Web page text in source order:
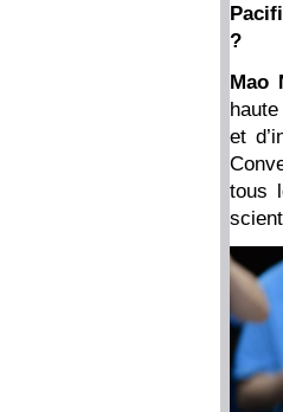
?
Mao
et
tous